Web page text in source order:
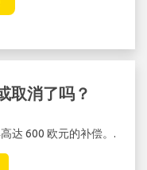
取消了吗？
达 600 欧元的补偿。.